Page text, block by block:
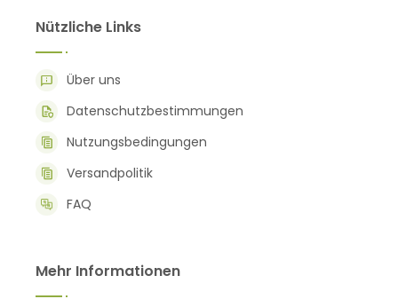
Nützliche Links
Über uns
Datenschutzbestimmungen
Nutzungsbedingungen
Versandpolitik
FAQ
Mehr Informationen